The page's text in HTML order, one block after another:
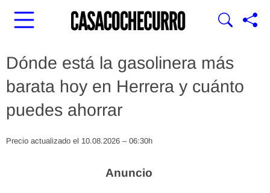
Dónde está la gasolinera más
barata hoy en Herrera y cuánto
puedes ahorrar
Precio actualizado el 10.08.2026 – 06:30h